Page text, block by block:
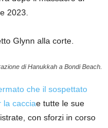
2023.
Glynn alla corte.
di Hanukkah a Bondi Beach.
che il sospettato
la cacciae tutte le sue
con sforzi in corso